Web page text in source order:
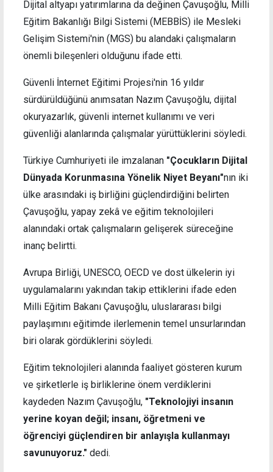
Dijital altyapı yatırımlarına da değinen Çavuşoğlu, Milli
Eğitim Bakanlığı Bilgi Sistemi (MEBBİS) ile Mesleki
Gelişim Sistemi'nin (MGS) bu alandaki çalışmaların
önemli bileşenleri olduğunu ifade etti.
Güvenli İnternet Eğitimi Projesi'nin 16 yıldır
sürdürüldüğünü anımsatan Nazım Çavuşoğlu, dijital
okuryazarlık, güvenli internet kullanımı ve veri
güvenliği alanlarında çalışmalar yürüttüklerini söyledi.
Türkiye Cumhuriyeti ile imzalanan "Çocukların Dijital
Dünyada Korunmasına Yönelik Niyet Beyanı"nın iki
ülke arasındaki iş birliğini güçlendirdiğini belirten
Çavuşoğlu, yapay zekâ ve eğitim teknolojileri
alanındaki ortak çalışmaların gelişerek süreceğine
inanç belirtti.
Avrupa Birliği, UNESCO, OECD ve dost ülkelerin iyi
uygulamalarını yakından takip ettiklerini ifade eden
Milli Eğitim Bakanı Çavuşoğlu, uluslararası bilgi
paylaşımını eğitimde ilerlemenin temel unsurlarından
biri olarak gördüklerini söyledi.
Eğitim teknolojileri alanında faaliyet gösteren kurum
ve şirketlerle iş birliklerine önem verdiklerini
kaydeden Nazım Çavuşoğlu, "Teknolojiyi insanın
yerine koyan değil; insanı, öğretmeni ve
öğrenciyi güçlendiren bir anlayışla kullanmayı
savunuyoruz." dedi.